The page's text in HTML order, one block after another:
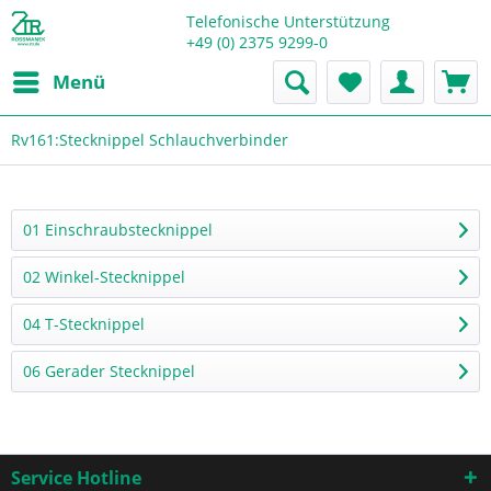
Telefonische Unterstützung
+49 (0) 2375 9299-0
Menü
Rv161:Stecknippel Schlauchverbinder
01 Einschraubstecknippel
02 Winkel-Stecknippel
04 T-Stecknippel
06 Gerader Stecknippel
Service Hotline